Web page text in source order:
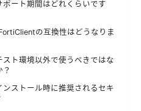
ポート期間はどれくらいです
の互換性はどうなりま
スト環境以外で使うべきではな
？
ンストール時に推奨されるセキ